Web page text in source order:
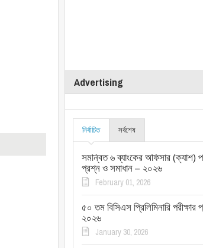
Advertising
নির্বাচিত সর্বশেষ
সমন্বিত ৬ ব্যাংকের অফিসার (ক্যাশ)
প্রশ্ন ও সমাধান – ২০২৬
February 01, 2026
৫০ তম বিসিএস প্রিলিমিনারি
২০২৬
January 30, 2026